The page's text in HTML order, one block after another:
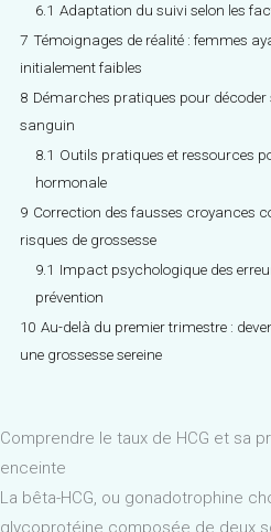
6.1 Adaptation du suivi selon les
7 Témoignages de réalité : femmes
initialement faibles
8 Démarches pratiques pour décoder
sanguin
8.1 Outils pratiques et ressources
hormonale
9 Correction des fausses croyances
risques de grossesse
9.1 Impact psychologique des
prévention
10 Au-delà du premier trimestre :
une grossesse sereine
Comprendre le taux de HCG et sa
enceinte
La bêta-HCG, ou gonadotrophine
glycoprotéine composée de deux